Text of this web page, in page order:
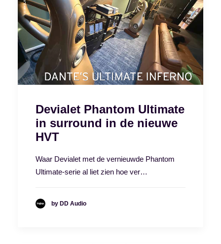
Devialet Phantom Ultimate
in surround in de nieuwe
HVT
Waar Devialet met de vernieuwde Phantom
Ultimate-serie al liet zien hoe ver…
by DD Audio